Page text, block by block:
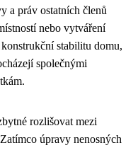
a práv ostatních členů
nebo vytváření
stabilitu domu,
společnými
rozlišovat mezi
úpravy nenosných